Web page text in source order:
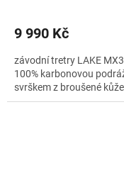
9 990 Kč
závodní tretry LAKE
100% karbonovou
svrškem z broušené